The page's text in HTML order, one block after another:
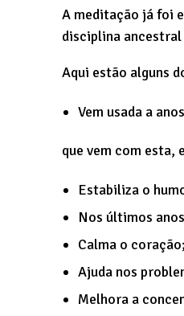
A meditação já foi
disciplina
Aqui estão alguns
Vem usada a
que vem com esta,
Estabiliza o
Nos últimos
Calma o coração;
Ajuda nos
Melhora a